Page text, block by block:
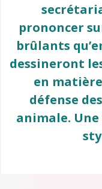
prononcer
brûlants
dessineront
en
défense
animale.